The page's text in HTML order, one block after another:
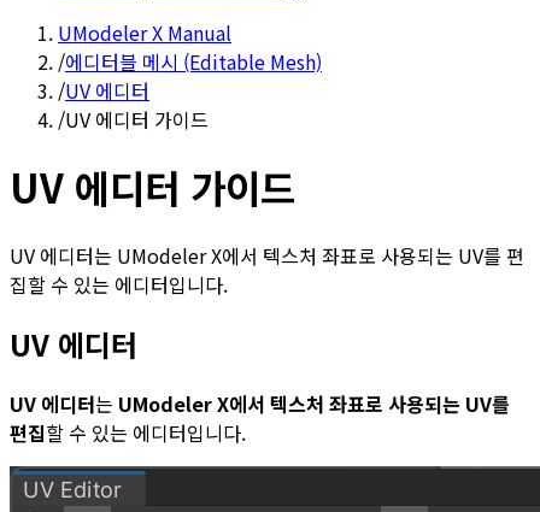
UModeler X Manual
/에디터블 메시 (Editable Mesh)
/UV 에디터
/UV 에디터 가이드
UV 에디터 가이드
UV 에디터는 UModeler X에서 텍스처 좌표로 사용되는 UV를 편
집할 수 있는 에디터입니다.
UV 에디터
UV 에디터는 UModeler X에서 텍스처 좌표로 사용되는 UV를
편집할 수 있는 에디터입니다.